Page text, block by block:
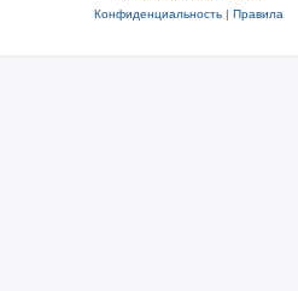
Конфиденциальность| Правила